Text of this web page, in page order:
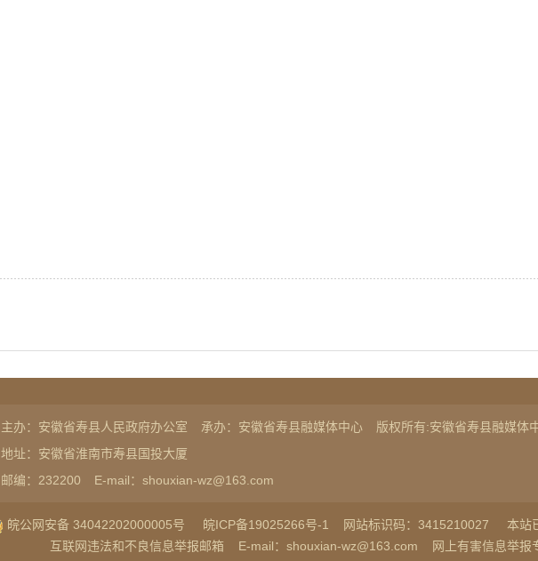
主办：安徽省寿县人民政府办公室 承办：安徽省寿县融媒体中心
版权所有:安徽省寿县融媒体
地址：安徽省淮南市寿县国投大厦
邮编：232200
E-mail：shouxian-wz@163.com
皖公网安备 34042202000005号 皖ICP备19025266号-1 网站标识码：3415210027
本站
互联网违法和不良信息举报邮箱
E-mail：shouxian-wz@163.com 网上有害信息举报